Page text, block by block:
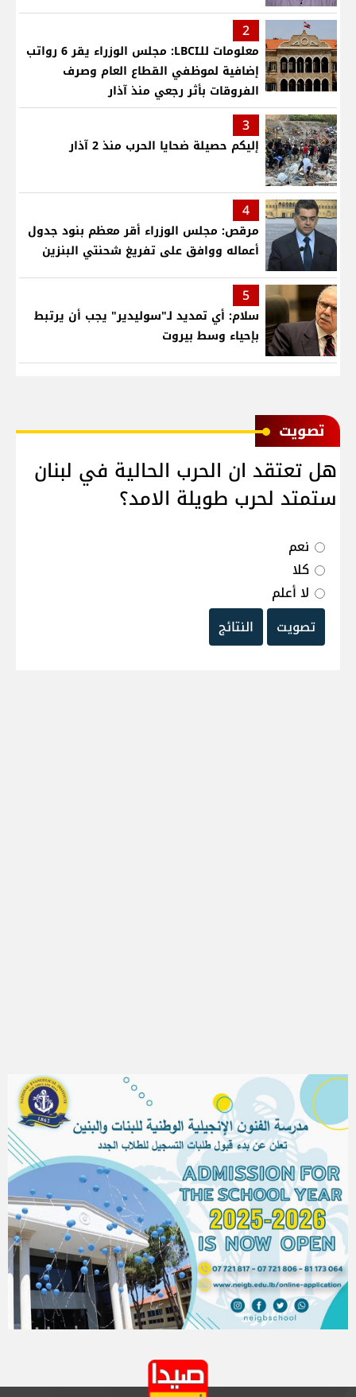
2
معلومات للـLBCI: مجلس الوزراء يقر 6 رواتب
إضافية لموظفي القطاع العام وصرف
الفروقات بأثر رجعي منذ آذار
3
إليكم حصيلة ضحايا الحرب منذ 2 آذار
4
مرقص: مجلس الوزراء أقر معظم بنود جدول
أعماله ووافق على تفريغ شحنتي البنزين
5
سلام: أي تمديد لـ"سوليدير" يجب أن يرتبط
بإحياء وسط بيروت
ﺗﺼﻮﻳﺖ
هل تعتقد ان الحرب الحالية في لبنان
ستمتد لحرب طويلة الامد؟
نعم
كلا
لا أعلم
تصويت
النتائج